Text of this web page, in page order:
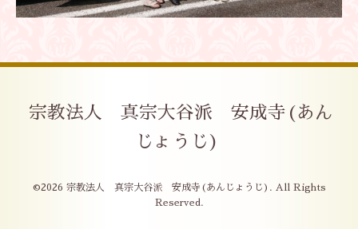
宗教法人 真宗大谷派 安成寺(あん
じょうじ)
©2026 宗教法人 真宗大谷派 安成寺(あんじょうじ) . All Rights
Reserved.